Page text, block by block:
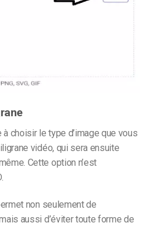
choisir le type d’image que vous
vidéo, qui sera ensuite
Cette option n’est
non seulement de
aussi d’éviter toute forme de